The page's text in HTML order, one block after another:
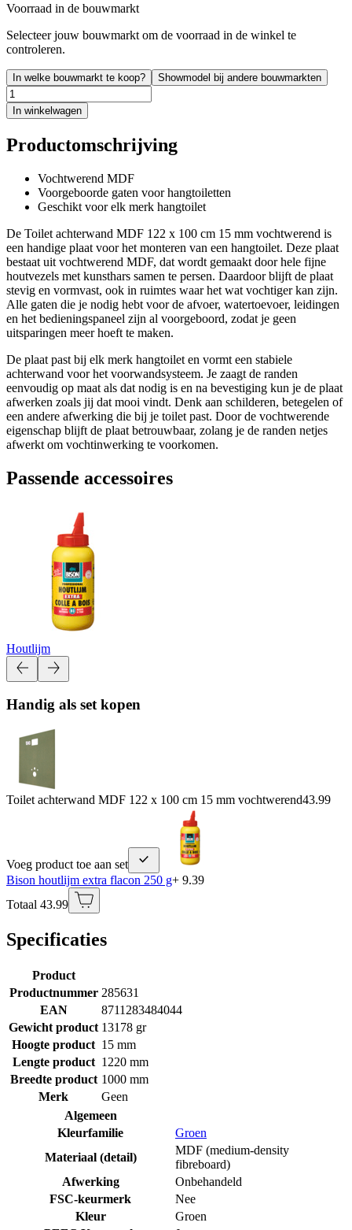
Voorraad in de bouwmarkt
Selecteer jouw bouwmarkt om de voorraad in de winkel te
controleren.
In welke bouwmarkt te koop? Showmodel bij andere bouwmarkten
In winkelwagen
Productomschrijving
Vochtwerend MDF
Voorgeboorde gaten voor hangtoiletten
Geschikt voor elk merk hangtoilet
De Toilet achterwand MDF 122 x 100 cm 15 mm vochtwerend is
een handige plaat voor het monteren van een hangtoilet. Deze plaat
bestaat uit vochtwerend MDF, dat wordt gemaakt door hele fijne
houtvezels met kunsthars samen te persen. Daardoor blijft de plaat
stevig en vormvast, ook in ruimtes waar het wat vochtiger kan zijn.
Alle gaten die je nodig hebt voor de afvoer, watertoevoer, leidingen
en het bedieningspaneel zijn al voorgeboord, zodat je geen
uitsparingen meer hoeft te maken.
De plaat past bij elk merk hangtoilet en vormt een stabiele
achterwand voor het voorwandsysteem. Je zaagt de randen
eenvoudig op maat als dat nodig is en na bevestiging kun je de plaat
afwerken zoals jij dat mooi vindt. Denk aan schilderen, betegelen of
een andere afwerking die bij je toilet past. Door de vochtwerende
eigenschap blijft de plaat betrouwbaar, zolang je de randen netjes
afwerkt om vochtinwerking te voorkomen.
Passende accessoires
Houtlijm
Handig als set kopen
Toilet achterwand MDF 122 x 100 cm 15 mm vochtwerend43.99
Voeg product toe aan set
Bison houtlijm extra flacon 250 g+ 9.39
Totaal 43.99
Specificaties
Product
Productnummer 285631
EAN
8711283484044
Gewicht product 13178 gr
Hoogte product 15 mm
Lengte product 1220 mm
Breedte product 1000 mm
Merk
Geen
Algemeen
Kleurfamilie
Groen
Materiaal (detail)
MDF (medium-density
fibreboard)
Afwerking
Onbehandeld
FSC-keurmerk
Nee
Kleur
Groen